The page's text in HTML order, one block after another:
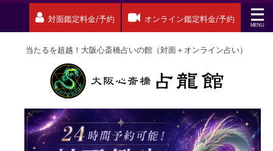
対面鑑定料金/予約 オンライン鑑定料金/予約
当たるを超越！大阪心斎橋占いの館（対面＋オンライン占い）